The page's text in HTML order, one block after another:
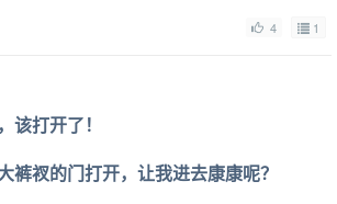
4 1
该打开了！
裤衩的门打开，让我进去康康呢？